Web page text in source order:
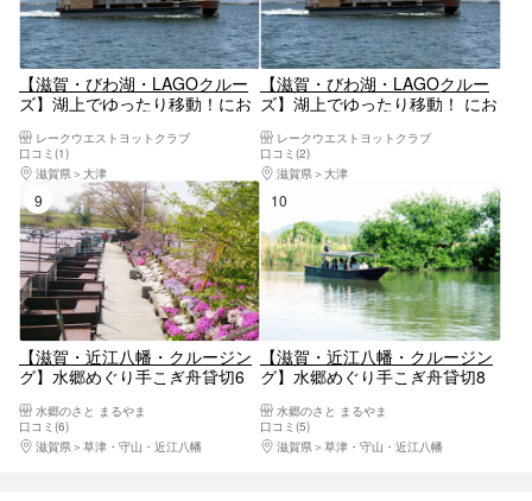
【滋賀・びわ湖・LAGOクルー
ズ】湖上でゆったり移動！にお
→草津烏丸半島港（琵琶湖博物
館）行き
レークウエストヨットクラブ
口コミ(1)
滋賀県
大津
【滋賀・びわ湖・LAGOクルー
ズ】湖上でゆったり移動！ にお
→おごと温泉港行き
レークウエストヨットクラブ
口コミ(2)
滋賀県
大津
9位
【滋賀・近江八幡・クルージン
グ】水郷めぐり手こぎ舟貸切6
水郷のさと まるやま
口コミ(6)
滋賀県
草津・守山・近江八幡
【滋賀・近江八幡・クルージン
グ】水郷めぐり手こぎ舟貸切8
水郷のさと まるやま
口コミ(5)
滋賀県
草津・守山・近江八幡